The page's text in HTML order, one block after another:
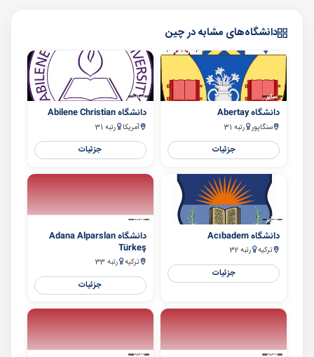
دانشگاه‌های مشابه در چین
سایر
دانشگاه Abertay
سنگاپور رتبه 31
جزئیات
سایر
دانشگاه Abilene Christian
آمریکا رتبه 31
جزئیات
سایر
دانشگاه Acıbadem
ترکیه رتبه 32
جزئیات
سایر
دانشگاه Adana Alparslan
Türkeş
ترکیه رتبه 33
جزئیات
سایر سایر